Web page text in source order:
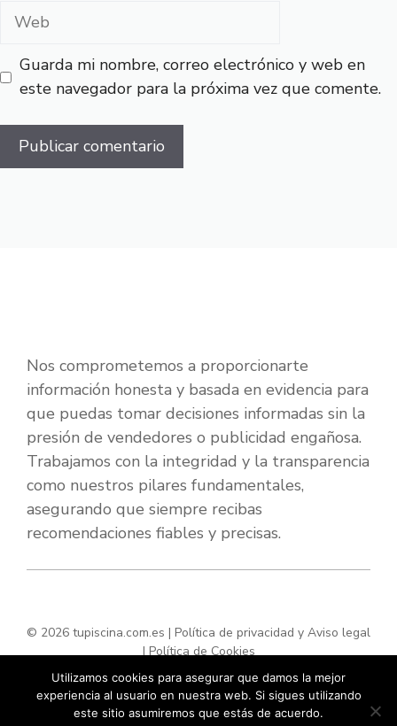
Web
Guarda mi nombre, correo electrónico y web en
este navegador para la próxima vez que comente.
Nos comprometemos a proporcionarte
información honesta y basada en evidencia para
que puedas tomar decisiones informadas sin la
presión de vendedores o publicidad engañosa.
Trabajamos con la integridad y la transparencia
como nuestros pilares fundamentales,
asegurando que siempre recibas
recomendaciones fiables y precisas.
© 2026 tupiscina.com.es | Política de privacidad y Aviso legal
|Política de Cookies
Utilizamos cookies para asegurar que damos la mejor
experiencia al usuario en nuestra web. Si sigues utilizando
este sitio asumiremos que estás de acuerdo.